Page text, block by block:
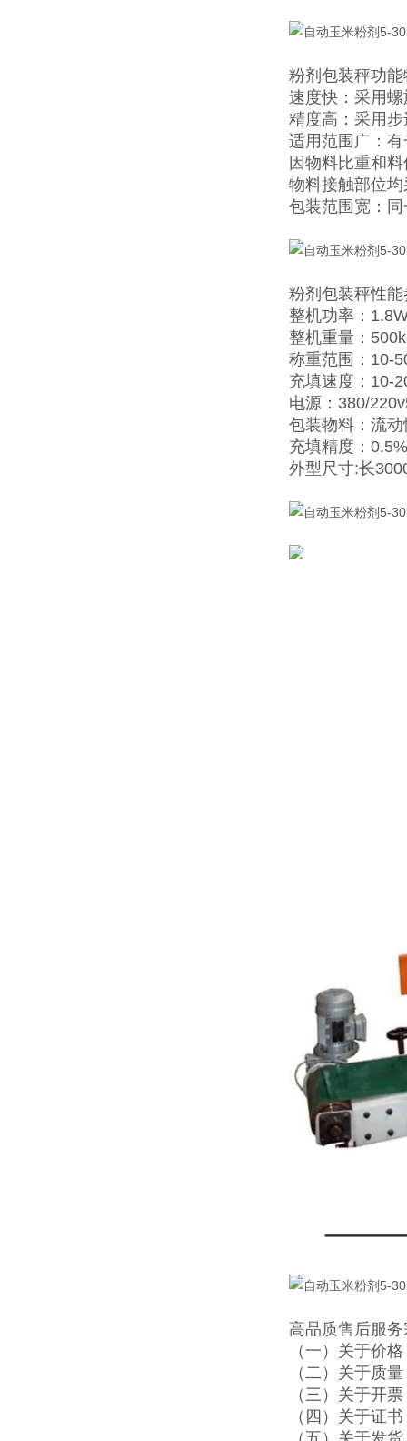
粉剂包装秤功能
速度快：采用
精度高：采用
适用范围广：
因物料比重和
物料接触部位
包装范围宽：
粉剂包装秤性能
整机功率：
整机重量：
称重范围：10-
充填速度：10-
电源：380/
包装物料：流
充填精度：
外型尺寸:长
高品质售后服
（一）关于价
（二）关于质
（三）关于开
（四）关于证